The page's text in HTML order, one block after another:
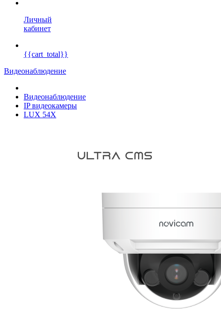
Личный
кабинет
{{cart_total}}
Видеонаблюдение
Видеонаблюдение
IP видеокамеры
LUX 54X